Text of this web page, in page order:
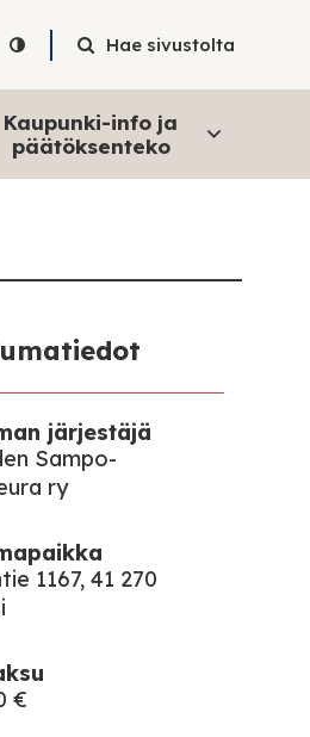
Hae sivustolta
Kaupunki-info ja
päätöksenteko
järjestäjä
Sampo-
ry
1167, 41 270
€